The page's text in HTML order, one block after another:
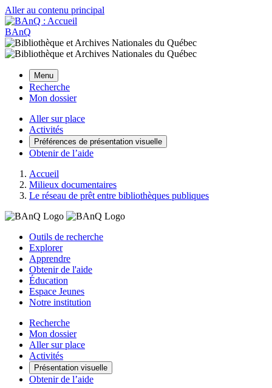
Aller au contenu principal
BAnQ
Menu
Recherche
Mon dossier
Aller sur place
Activités
Préférences de présentation visuelle
Obtenir de l’aide
Accueil
Milieux documentaires
Le réseau de prêt entre bibliothèques publiques
Outils de recherche
Explorer
Apprendre
Obtenir de l'aide
Éducation
Espace Jeunes
Notre institution
Recherche
Mon dossier
Aller sur place
Activités
Présentation visuelle
Obtenir de l’aide